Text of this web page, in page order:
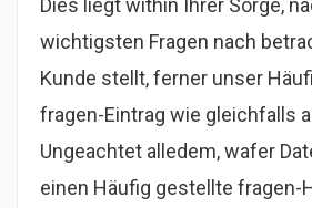
Dies liegt within Ihrer Sorge,
wichtigsten Fragen nach
Kunde stellt, ferner unser
fragen-Eintrag wie gleichfalls
Ungeachtet alledem, wafer
einen Häufig gestellte